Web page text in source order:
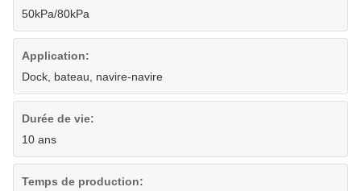
50kPa/80kPa
Application:
Dock, bateau, navire-navire
Durée de vie:
10 ans
Temps de production: